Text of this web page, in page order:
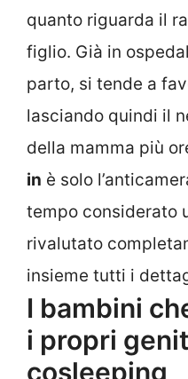
quanto riguarda il
figlio. Già in
parto, si tende a
lasciando quindi il
della mamma più
in è solo
tempo considerato
rivalutato
insieme tutti i
I bambini
i propri
cosleeping